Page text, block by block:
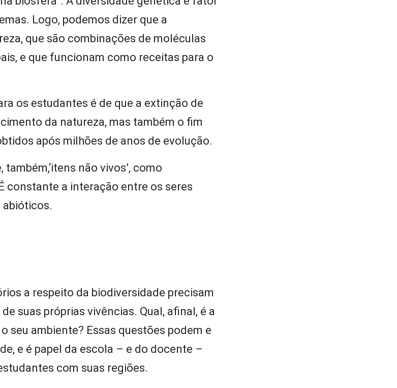
Logo, podemos dizer que a
que são combinações de moléculas
e que funcionam como receitas para o
os estudantes é de que a extinção de
da natureza, mas também o fim
após milhões de anos de evolução.
não vivos’, como
constante a interação entre os seres
abióticos.
a respeito da biodiversidade precisam
suas próprias vivências. Qual, afinal, é a
seu ambiente? Essas questões podem e
e é papel da escola – e do docente –
com suas regiões.